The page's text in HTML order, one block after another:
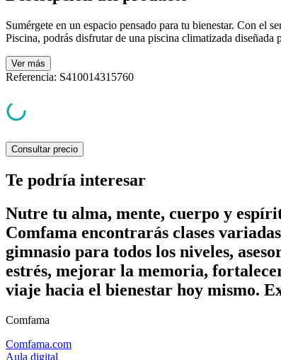
Sumérgete en un espacio pensado para tu bienestar. Con el
Piscina, podrás disfrutar de una piscina climatizada diseñada
Ver más
Referencia: S410014315760
Consultar precio
Te podría interesar
Nutre tu alma, mente, cuerpo y
Comfama encontrarás clases
gimnasio para todos los niveles,
estrés, mejorar la memoria,
viaje hacia el bienestar hoy mismo.
Comfama
Comfama.com
Aula digital